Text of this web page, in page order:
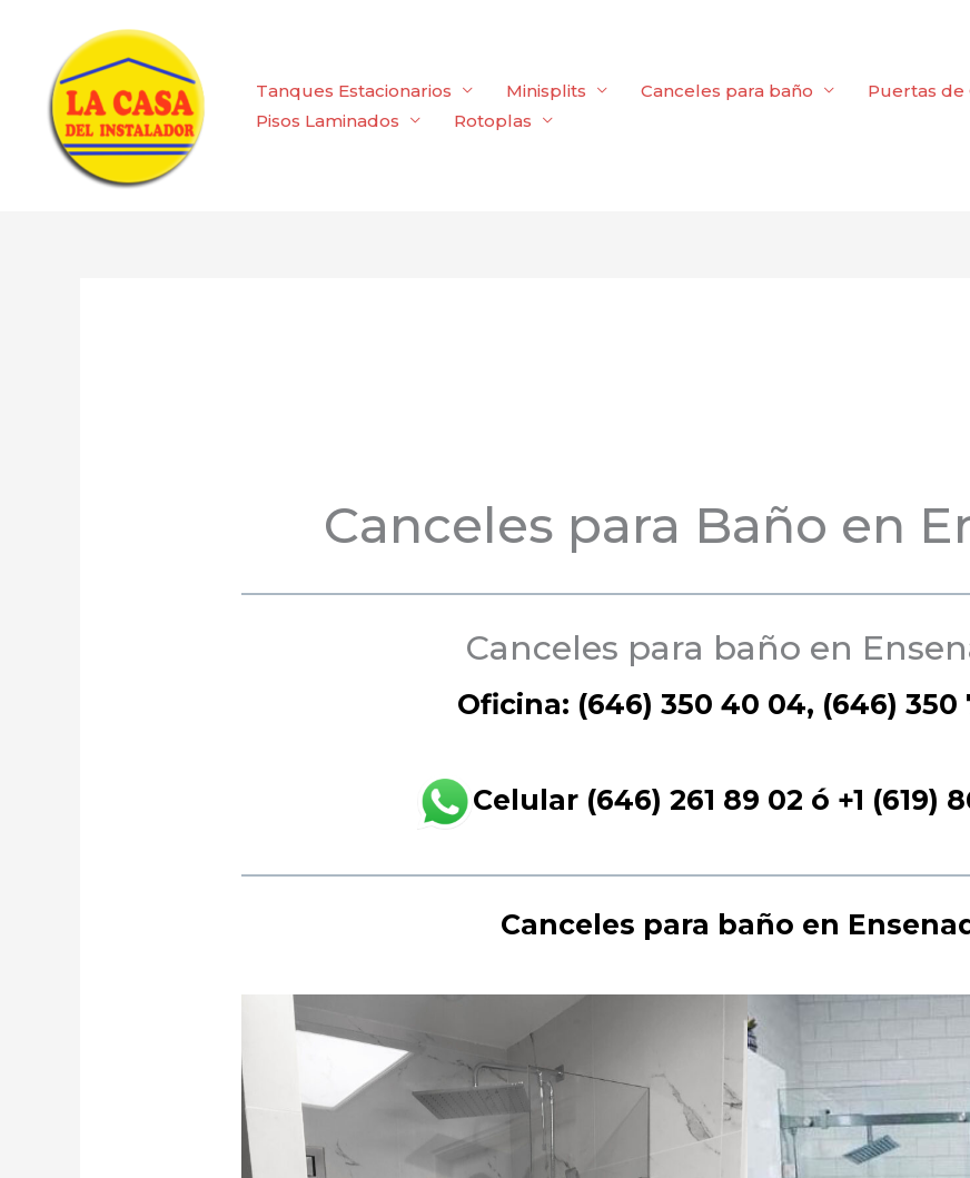
contenido
Tanques Estacionarios Minisplits Canceles para baño Puertas de
Pisos Laminados
Rotoplas
Canceles para Baño en
Canceles para baño en
Oficina: (646) 350 40 04, (646) 350
Celular (646) 261 89 02 ó +1 (619)
Canceles para baño en